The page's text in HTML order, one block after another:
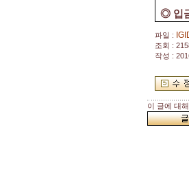
◎ 입
파일 :
조회 :
작성 :
이 글에 대